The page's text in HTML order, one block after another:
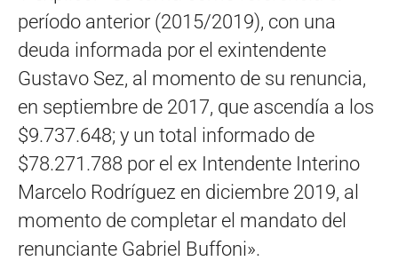
período anterior (2015/2019), con una
deuda informada por el exintendente
Gustavo Sez, al momento de su renuncia,
en septiembre de 2017, que ascendía a los
$9.737.648; y un total informado de
$78.271.788 por el ex Intendente Interino
Marcelo Rodríguez en diciembre 2019, al
momento de completar el mandato del
renunciante Gabriel Buffoni».